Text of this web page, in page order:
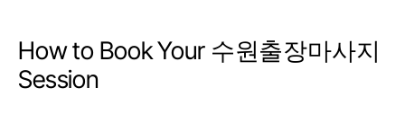
How to Book Your 수원출장마사지
Session